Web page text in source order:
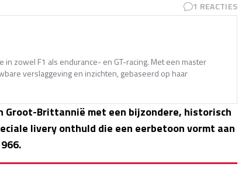
1 REACTIES
zowel F1 als endurance- en GT-racing. Met een master
verslaggeving en inzichten, gebaseerd op haar
Groot-Brittannië met een bijzondere, historisch
livery onthuld die een eerbetoon vormt aan